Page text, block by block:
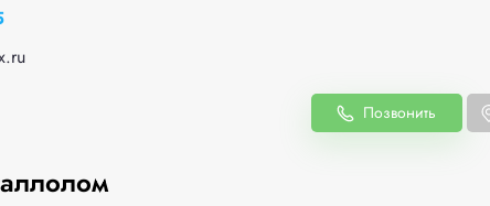
Позвонить